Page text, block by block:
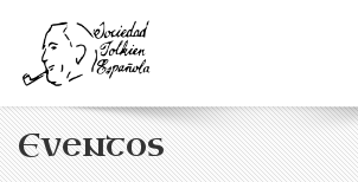
Eventos